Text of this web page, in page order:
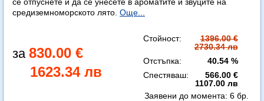
средиземноморското лято. Още...
830.00 €
1623.34 лв
Стойност:
1396.00 €
2730.34 лв
Отстъпка:
40.54 %
Спестяваш:
566.00 €
1107.00 лв
Заявени до момента: 6 бр.